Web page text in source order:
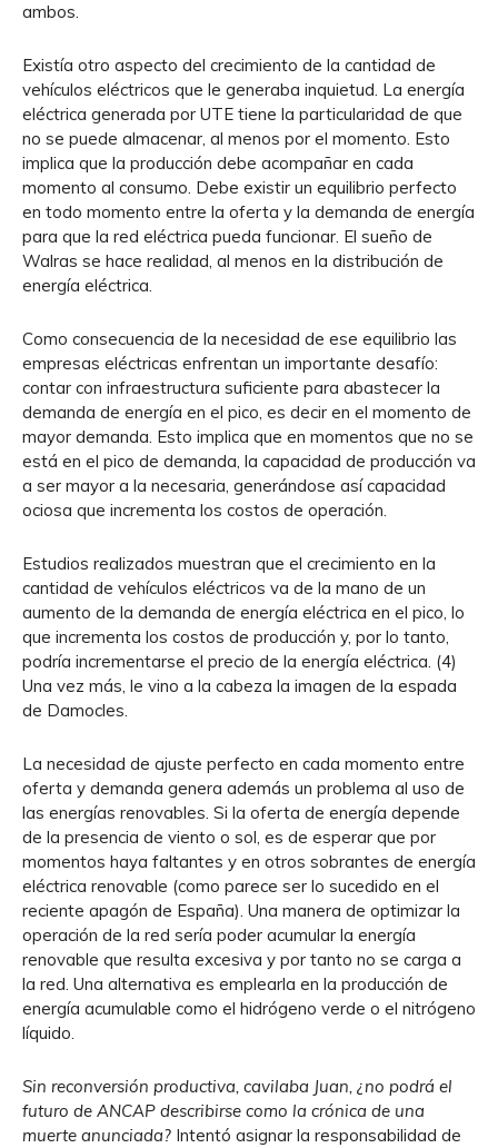
ambos.
Existía otro aspecto del crecimiento de la cantidad de
vehículos eléctricos que le generaba inquietud. La energía
eléctrica generada por UTE tiene la particularidad de que
no se puede almacenar, al menos por el momento. Esto
implica que la producción debe acompañar en cada
momento al consumo. Debe existir un equilibrio perfecto
en todo momento entre la oferta y la demanda de energía
para que la red eléctrica pueda funcionar. El sueño de
Walras se hace realidad, al menos en la distribución de
energía eléctrica.
Como consecuencia de la necesidad de ese equilibrio las
empresas eléctricas enfrentan un importante desafío:
contar con infraestructura suficiente para abastecer la
demanda de energía en el pico, es decir en el momento de
mayor demanda. Esto implica que en momentos que no se
está en el pico de demanda, la capacidad de producción va
a ser mayor a la necesaria, generándose así capacidad
ociosa que incrementa los costos de operación.
Estudios realizados muestran que el crecimiento en la
cantidad de vehículos eléctricos va de la mano de un
aumento de la demanda de energía eléctrica en el pico, lo
que incrementa los costos de producción y, por lo tanto,
podría incrementarse el precio de la energía eléctrica. (4)
Una vez más, le vino a la cabeza la imagen de la espada
de Damocles.
La necesidad de ajuste perfecto en cada momento entre
oferta y demanda genera además un problema al uso de
las energías renovables. Si la oferta de energía depende
de la presencia de viento o sol, es de esperar que por
momentos haya faltantes y en otros sobrantes de energía
eléctrica renovable (como parece ser lo sucedido en el
reciente apagón de España). Una manera de optimizar la
operación de la red sería poder acumular la energía
renovable que resulta excesiva y por tanto no se carga a
la red. Una alternativa es emplearla en la producción de
energía acumulable como el hidrógeno verde o el nitrógeno
líquido.
Sin reconversión productiva, cavilaba Juan, ¿no podrá el
futuro de ANCAP describirse como la crónica de una
muerte anunciada? Intentó asignar la responsabilidad de